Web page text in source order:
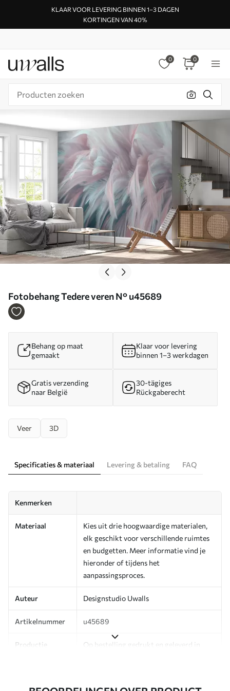
KLAAR VOOR LEVERING BINNEN 1–3 DAGEN
KORTINGEN VAN 40%
0 0
Fotobehang Tedere veren N° u45689
Behang op maat
gemaakt
Klaar voor levering
binnen 1–3 werkdagen
Gratis verzending
naar België
30-tägiges
Rückgaberecht
Veer 3D
Specificaties & materiaal Levering & betaling FAQ
Kenmerken
Materiaal
Kies uit drie hoogwaardige materialen,
elk geschikt voor verschillende ruimtes
en budgetten. Meer informatie vind je
hieronder of tijdens het
aanpassingsproces.
Auteur Designstudio Uwalls
Artikelnummer u45689
Productie
Op bestelling gedrukt en geleverd in